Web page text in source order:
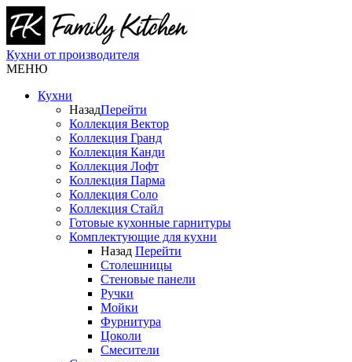
Кухни от производителя
МЕНЮ
Кухни
НазадПерейти
Коллекция Вектор
Коллекция Гранд
Коллекция Канди
Коллекция Лофт
Коллекция Парма
Коллекция Соло
Коллекция Стайл
Готовые кухонные гарнитуры
Комплектующие для кухни
Назад Перейти
Столешницы
Стеновые панели
Ручки
Мойки
Фурнитура
Цоколи
Смесители